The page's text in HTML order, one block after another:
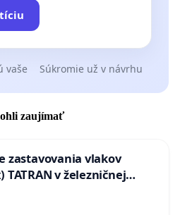
vaše Súkromie už v návrhu
zaujímať
zastavovania vlakov
TATRAN v železničnej